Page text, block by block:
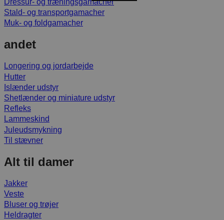
Dressur- og træningsgamacher
Stald- og transportgamacher
Muk- og foldgamacher
andet
Longering og jordarbejde
Hutter
Islænder udstyr
Shetlænder og miniature udstyr
Refleks
Lammeskind
Juleudsmykning
Til stævner
Alt til damer
Jakker
Veste
Bluser og trøjer
Heldragter